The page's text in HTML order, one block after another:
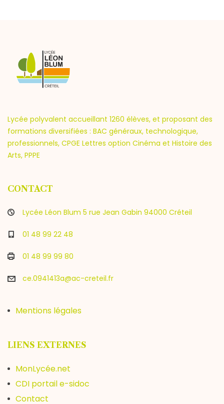
Lycée polyvalent accueillant 1260 élèves, et proposant des
formations diversifiées : BAC généraux, technologique,
professionnels, CPGE Lettres option Cinéma et Histoire des
Arts, PPPE
CONTACT
Lycée Léon Blum 5 rue Jean Gabin 94000 Créteil
01 48 99 22 48
01 48 99 99 80
ce.0941413a@ac-creteil.fr
Mentions légales
LIENS EXTERNES
MonLycée.net
CDI portail e-sidoc
Contact